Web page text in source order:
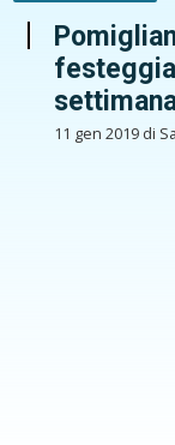
11 gen 2019 di